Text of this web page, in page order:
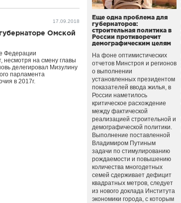
17.09.2018
Омской
Федерации
несмотря на смену главы
делегировал Мизулину
парламента
в 2017г.
Еще одна проблема для
губернаторов:
строительная политика в
России противоречит
демографическим целям
На фоне оптимистических
отчетов Минстроя и регионов
о выполнении
установленных президентом
показателей ввода жилья, в
России наметилось
критическое расхождение
между фактической
реализацией строительной и
демографической политики.
Выполнение поставленной
Владимиром Путиным
задачи по стимулированию
рождаемости и повышению
количества многодетных
семей сдерживает дефицит
квадратных метров, следует
из нового доклада Института
экономики города, с которым